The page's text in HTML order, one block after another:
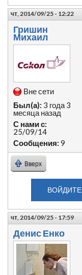
чт, 2014/09/25 - 12:22
Гришин
Михаил
Вне сети
Был(а): 3 года 3
месяца назад
С нами с:
25/09/14
Сообщения: 9
Вверх
ВОЙДИТЕ
чт, 2014/09/25 - 17:59
Денис Енко